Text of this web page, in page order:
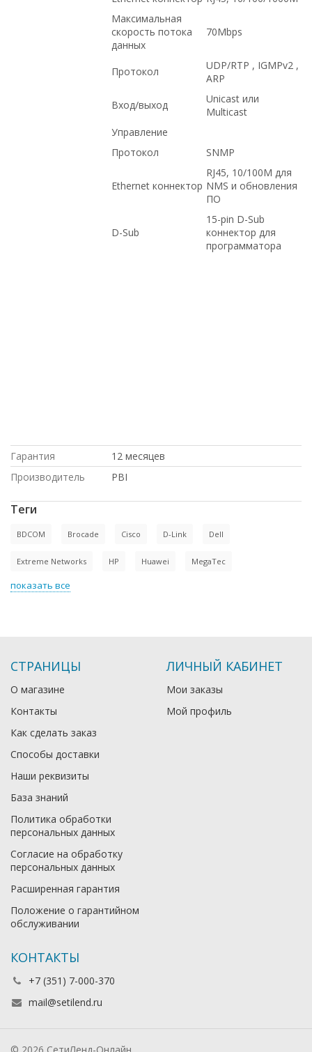
Максимальная
скорость потока
данных
70Mbps
Протокол
UDP/RTP , IGMPv2 ,
ARP
Вход/выход
Unicast или
Multicast
Управление
Протокол
SNMP
Ethernet коннектор
RJ45, 10/100M для
NMS и обновления
ПО
D-Sub
15-pin D-Sub
коннектор для
программатора
Гарантия
12 месяцев
Производитель
PBI
Теги
BDCOM Brocade Cisco D-Link Dell
Extreme Networks HP Huawei MegaTec
показать все
СТРАНИЦЫ
О магазине
Контакты
Как сделать заказ
Способы доставки
Наши реквизиты
База знаний
Политика обработки
персональных данных
Согласие на обработку
персональных данных
Расширенная гарантия
Положение о гарантийном
обслуживании
ЛИЧНЫЙ КАБИНЕТ
Мои заказы
Мой профиль
КОНТАКТЫ
+7 (351) 7-000-370
mail@setilend.ru